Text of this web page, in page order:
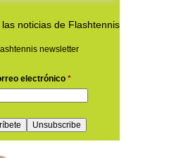
noticias de Flashtennis
newsletter
electrónico *